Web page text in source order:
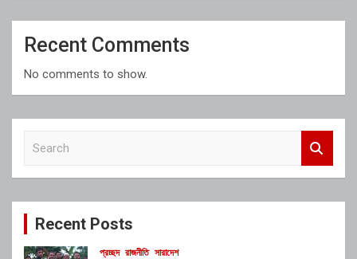
Recent Comments
No comments to show.
c
Recent Posts
প্রচ্ছদ রাজনীতি সারাদেশ